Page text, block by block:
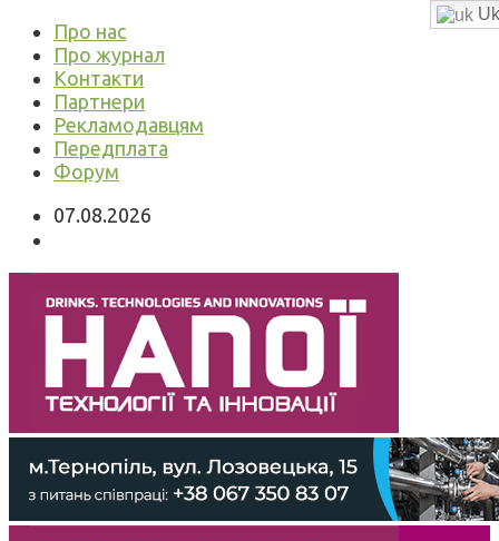
Про нас
Про журнал
Контакти
Партнери
Рекламодавцям
Передплата
Форум
07.08.2026